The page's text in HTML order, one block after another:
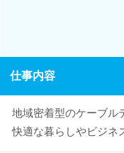
仕事内容
地域密着型のケーブル
快適な暮らしやビジネ